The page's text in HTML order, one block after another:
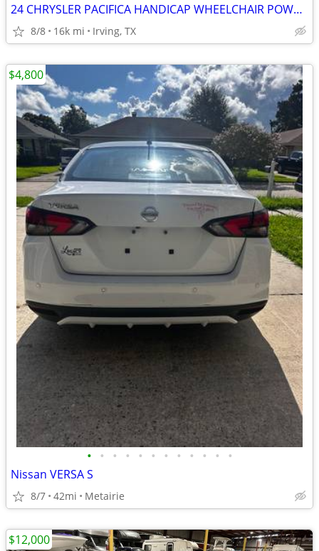
24 CHRYSLER PACIFICA HANDICAP WHEELCHAIR POWER RAMP VAN TRANSFER SEAT
8/8 16k mi Irving, TX
• • • • • • • • • • • •
Nissan VERSA S
8/7 42mi Metairie
$4,800
$12,000